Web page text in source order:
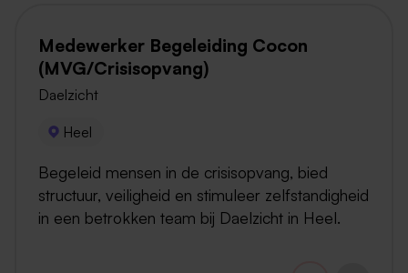
Medewerker Begeleiding Cocon
(MVG/Crisisopvang)
Daelzicht
Heel
Begeleid mensen in de crisisopvang, bied
structuur, veiligheid en stimuleer zelfstandigheid
in een betrokken team bij Daelzicht in Heel.